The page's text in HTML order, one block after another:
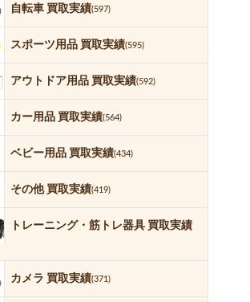
自転車 買取実績(597)
スポーツ用品 買取実績(595)
アウトドア用品 買取実績(592)
カー用品 買取実績(564)
ベビー用品 買取実績(434)
その他 買取実績(419)
トレーニング・筋トレ器具 買取実績
カメラ 買取実績(371)